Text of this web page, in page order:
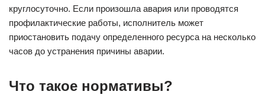
круглосуточно. Если произошла авария или проводятся
профилактические работы, исполнитель может
приостановить подачу определенного ресурса на несколько
часов до устранения причины аварии.
Что такое нормативы?